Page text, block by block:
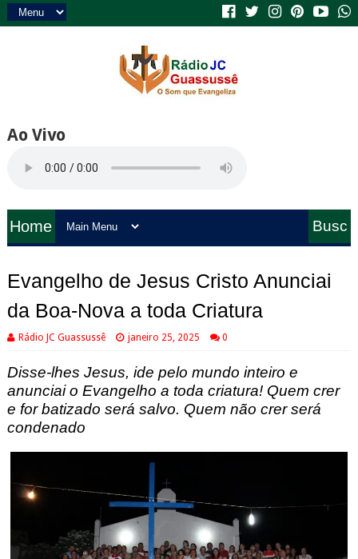
Ao Vivo
Home
Busc
Evangelho de Jesus Cristo Anunciai
da Boa-Nova a toda Criatura
Rádio JC Guassussê janeiro 25, 2025 0
Disse-lhes Jesus, ide pelo mundo inteiro e
anunciai o Evangelho a toda criatura! Quem crer
e for batizado será salvo. Quem não crer será
condenado